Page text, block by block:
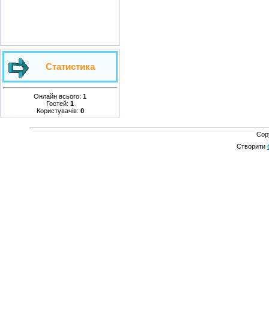
Статистика
Онлайн всього: 1
Гостей: 1
Користувачів: 0
Створити